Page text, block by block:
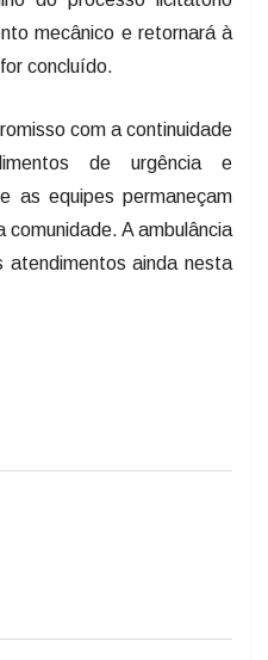
mecânico e retornará à
concluído.
com a continuidade
de urgência e
as equipes permaneçam
A ambulância
ainda nesta